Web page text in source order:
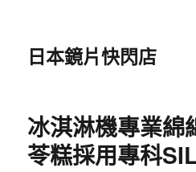
日本鏡片快閃店
冰淇淋機專業綿
苓糕採用專科